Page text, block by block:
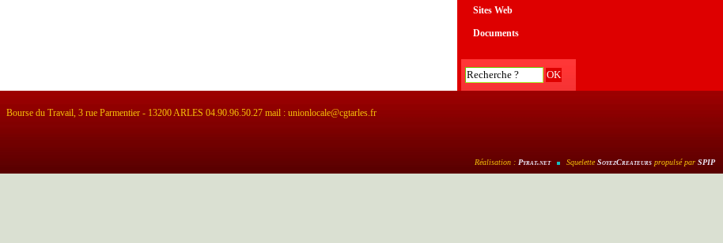
Confédération en meeting à la
Centrale de Gardanne
alarmante, 6 entreprises sauvées par
Sites Web
Documents
Bourse du Travail, 3 rue Parmentier - 13200 ARLES 04.90.96.50.27 mail : unionlocale@cgtarles.fr
Réalisation :Pyrat.net Squelette SoyezCreateurs propulsé par SPIP